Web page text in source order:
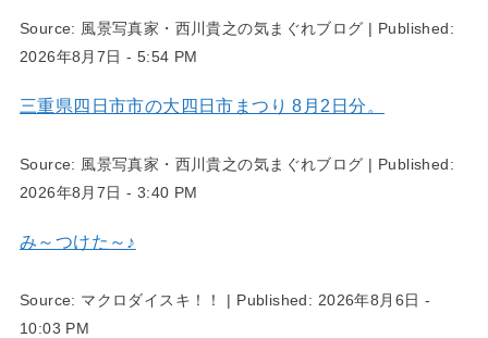
Source: 風景写真家・西川貴之の気まぐれブログ | Published:
2026年8月7日 - 5:54 PM
三重県四日市市の大四日市まつり 8月2日分。
Source: 風景写真家・西川貴之の気まぐれブログ | Published:
2026年8月7日 - 3:40 PM
み～つけた～♪
Source: マクロダイスキ！！ | Published: 2026年8月6日 -
10:03 PM